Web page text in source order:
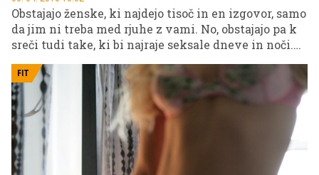
Obstajajo ženske, ki najdejo tisoč in en izgovor, samo
da jim ni treba med rjuhe z vami. No, obstajajo pa k
sreči tudi take, ki bi najraje seksale dneve in noči.
FIT